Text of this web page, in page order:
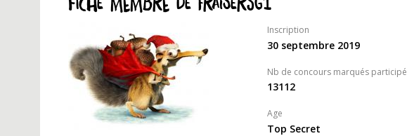
Fiche membre de fraisersg1
Inscription
30 septembre 2019
Nb de concours marqués participé
13112
Age
Top Secret